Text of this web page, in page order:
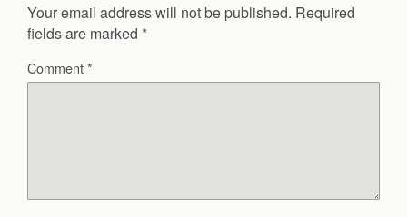
Your email address will not be published. Required
fields are marked *
Comment*